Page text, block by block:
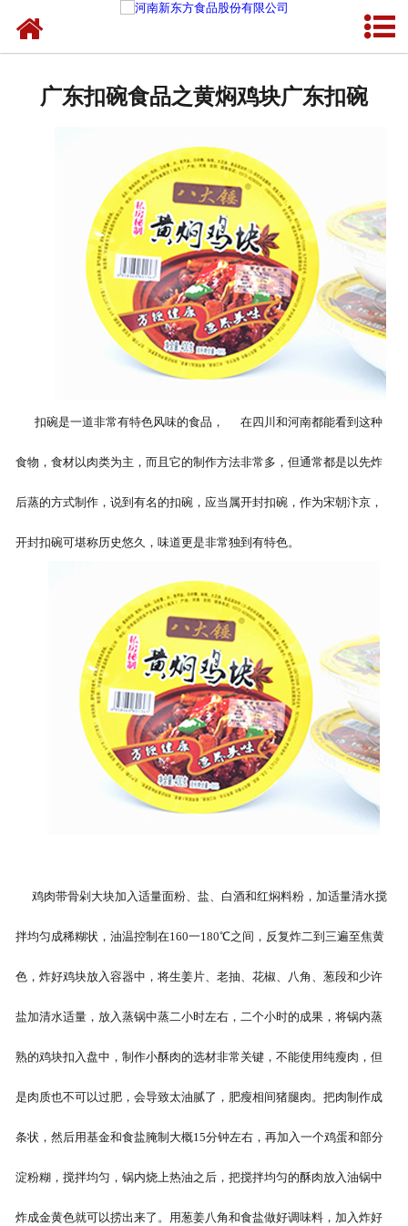
新闻资讯
关于新东方
加入新东方
联系我们
广东扣碗食品之黄焖鸡块广东扣碗
扣碗是一道非常有特色风味的食品， 在四川和河南都能看到这种
食物，食材以肉类为主，而且它的制作方法非常多，但通常都是以先炸
后蒸的方式制作，说到有名的扣碗，应当属开封扣碗，作为宋朝汴京，
开封扣碗可堪称历史悠久，味道更是非常独到有特色。
鸡肉带骨剁大块加入适量面粉、盐、白酒和红焖料粉，加适量清水搅
拌均匀成稀糊状，油温控制在160一180℃之间，反复炸二到三遍至焦黄
色，炸好鸡块放入容器中，将生姜片、老抽、花椒、八角、葱段和少许
盐加清水适量，放入蒸锅中蒸二小时左右，二个小时的成果，将锅内蒸
熟的鸡块扣入盘中，制作小酥肉的选材非常关键，不能使用纯瘦肉，但
是肉质也不可以过肥，会导致太油腻了，肥瘦相间猪腿肉。把肉制作成
条状，然后用基金和食盐腌制大概15分钟左右，再加入一个鸡蛋和部分
淀粉糊，搅拌均匀，锅内烧上热油之后，把搅拌均匀的酥肉放入油锅中
炸成金黄色就可以捞出来了。用葱姜八角和食盐做好调味料，加入炸好